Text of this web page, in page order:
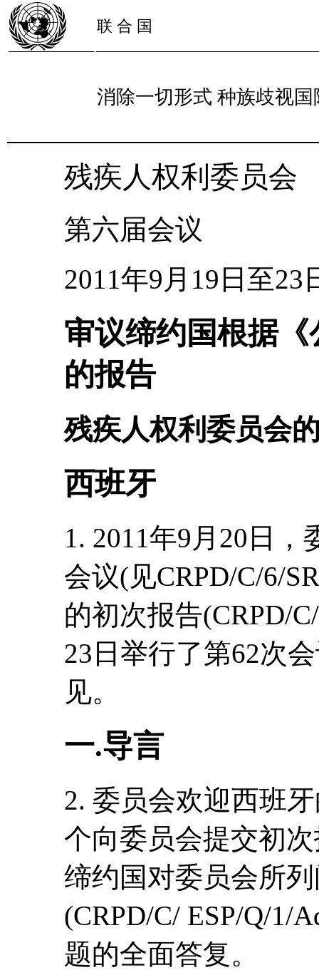
联 合 国
消除一切形式 种族歧视国
残疾人权利委员会
第六届会议
2011年9月19日至23
审议缔约国根据
的报告
残疾人权利委员会
西班牙
1. 2011年9月20日
会议(见CRPD/C/6/
的初次报告(CRPD/
23日举行了第62次
见。
一.导言
2. 委员会欢迎西班
个向委员会提交初
缔约国对委员会所
(CRPD/C/ ESP/Q/1/
题的全面答复。